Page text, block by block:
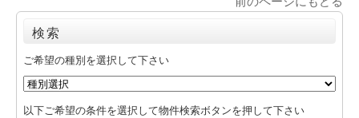
検索
ご希望の種別を選択して下さい
以下ご希望の条件を選択して物件検索ボタンを押して下さい